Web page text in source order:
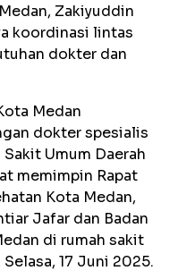
Zakiyuddin
koordinasi lintas
dokter dan
Medan
dokter spesialis
Umum Daerah
memimpin Rapat
Kota Medan,
Jafar dan Badan
di rumah sakit
17 Juni 2025.